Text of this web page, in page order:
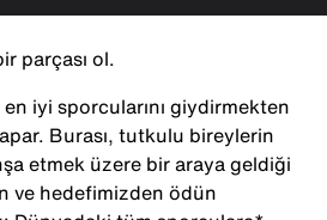
parçası ol.
iyi sporcularını giydirmekten
Burası, tutkulu bireylerin
etmek üzere bir araya geldiği
ve hedefimizden ödün